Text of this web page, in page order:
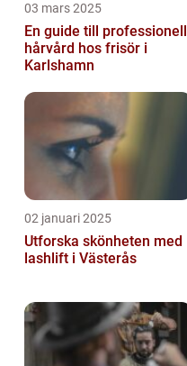
03 mars 2025
En guide till professionell
hårvård hos frisör i
Karlshamn
02 januari 2025
Utforska skönheten med
lashlift i Västerås